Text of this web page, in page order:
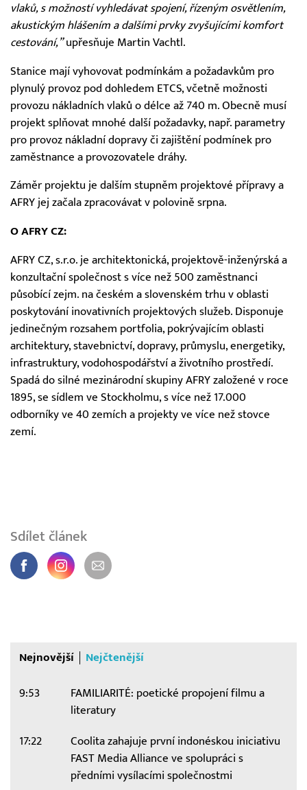
vlaků, s možností vyhledávat spojení, řízeným osvětlením,
akustickým hlášením a dalšími prvky zvyšujícími komfort
cestování,”upřesňuje Martin Vachtl.
Stanice mají vyhovovat podmínkám a požadavkům pro
plynulý provoz pod dohledem ETCS, včetně možnosti
provozu nákladních vlaků o délce až 740 m. Obecně musí
projekt splňovat mnohé další požadavky, např. parametry
pro provoz nákladní dopravy či zajištění podmínek pro
zaměstnance a provozovatele dráhy.
Záměr projektu je dalším stupněm projektové přípravy a
AFRY jej začala zpracovávat v polovině srpna.
O AFRY CZ:
AFRY CZ, s.r.o. je architektonická, projektově-inženýrská a
konzultační společnost s více než 500 zaměstnanci
působící zejm. na českém a slovenském trhu v oblasti
poskytování inovativních projektových služeb. Disponuje
jedinečným rozsahem portfolia, pokrývajícím oblasti
architektury, stavebnictví, dopravy, průmyslu, energetiky,
infrastruktury, vodohospodářství a životního prostředí.
Spadá do silné mezinárodní skupiny AFRY založené v roce
1895, se sídlem ve Stockholmu, s více než 17.000
odborníky ve 40 zemích a projekty ve více než stovce
zemí.
Sdílet článek
Nejnovější Nejčtenější
9:53
FAMILIARITÉ: poetické propojení filmu a
literatury
17:22
Coolita zahajuje první indonéskou iniciativu
FAST Media Alliance ve spolupráci s
předními vysílacími společnostmi